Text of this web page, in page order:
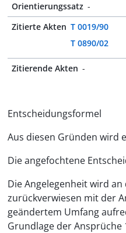
Orientierungssatz -
Zitierte Akten T 0019/90
T 0890/02
Zitierende Akten -
Entscheidungsformel
Aus diesen Gründen wird
Die angefochtene
Die Angelegenheit wird
zurückverwiesen mit der
geändertem Umfang
Grundlage der Ansprüche